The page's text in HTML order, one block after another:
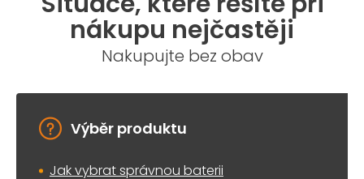
nákupu nejčastěji
Nakupujte bez obav
Výběr produktu
Jak vybrat správnou baterii